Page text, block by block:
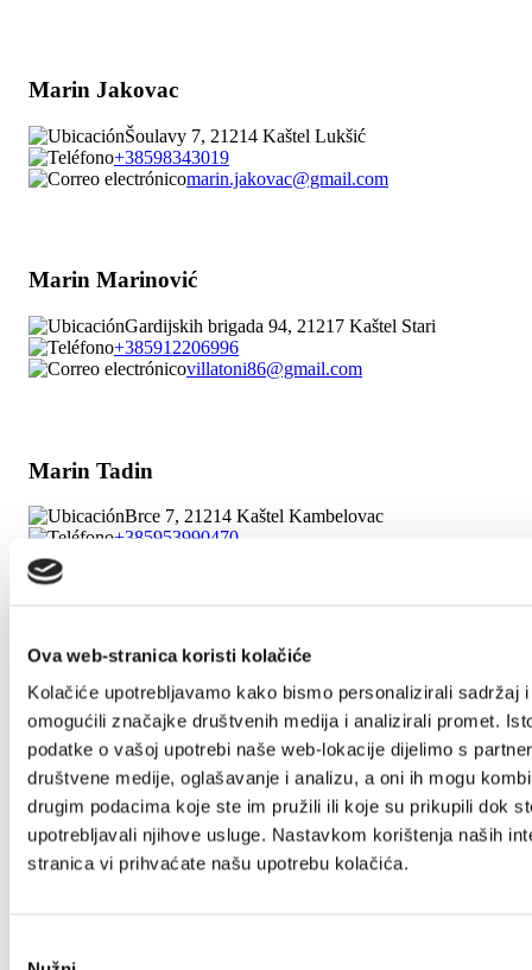
Ova web-stranica koristi kolačiće
Kolačiće upotrebljavamo kako bismo personalizirali sadržaj
omogućili značajke društvenih medija i analizirali promet.
podatke o vašoj upotrebi naše web-lokacije dijelimo s
društvene medije, oglašavanje i analizu, a oni ih mogu
drugim podacima koje ste im pružili ili koje su prikupili dok
upotrebljavali njihove usluge. Nastavkom korištenja naših
stranica vi prihvaćate našu upotrebu kolačića.
Marin Jakovac
Šoulavy 7, 21214 Kaštel Lukšić
+38598343019
marin.jakovac@gmail.com
Marin Marinović
Gardijskih brigada 94, 21217 Kaštel Stari
+385912206996
villatoni86@gmail.com
Marin Tadin
Brce 7, 21214 Kaštel Kambelovac
+385953990470
Marin Zec
Bardejovska 6, 21214 Kaštel Lukšić
+38598589556
apartmani.duje@gmail.com
Marina Botić